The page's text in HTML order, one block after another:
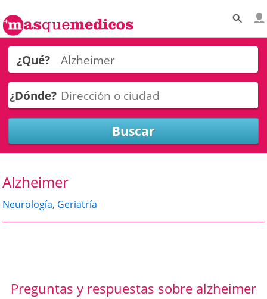
¿Qué?
¿Dónde?
Alzheimer
Neurología, Geriatría
Preguntas y respuestas sobre alzheimer